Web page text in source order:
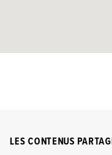
LES CONTENUS